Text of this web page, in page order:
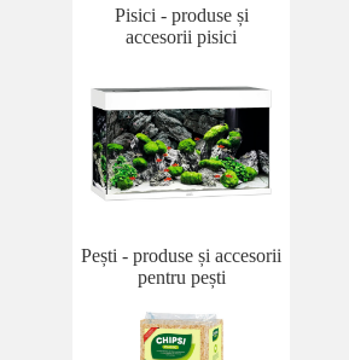
Pisici - produse și
accesorii pisici
Pești - produse și accesorii
pentru pești